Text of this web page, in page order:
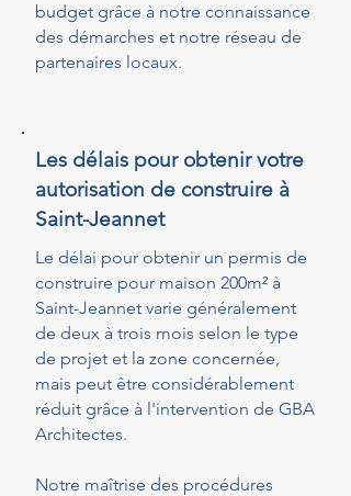
budget grâce à notre connaissance
des démarches et notre réseau de
partenaires locaux.
Les délais pour obtenir votre
autorisation de construire à
Saint-Jeannet
Le délai pour obtenir un permis de
construire pour maison 200m² à
Saint-Jeannet varie généralement
de deux à trois mois selon le type
de projet et la zone concernée,
mais peut être considérablement
réduit grâce à l'intervention de GBA
Architectes.
Notre maîtrise des procédures